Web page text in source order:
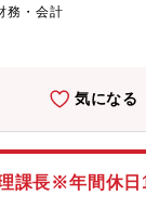
金調達等ファイナン
■金融機関との連携
ークの相談も可能）
について】宇
共同研究開発の成果
務・会計
気になる
課長※年間休